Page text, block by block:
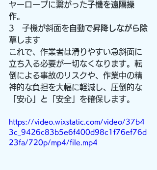
ヤーロープに繋がった子機を遠隔操
作。
3　子機が斜面を 自動で昇降しながら除
草 します
これで、作業者は滑りやすい急斜面に
立ち入る必要が一切なくなります。転
倒による事故のリスクや、作業中の精
神的な負担を大幅に軽減し、圧倒的な
「安心」
と 「安全」を確保します。
https://video.wixstatic.com/video/37b4
3c_9426c83b5e6f400d98c1f76ef76d
23fa/720p/mp4/file.mp4